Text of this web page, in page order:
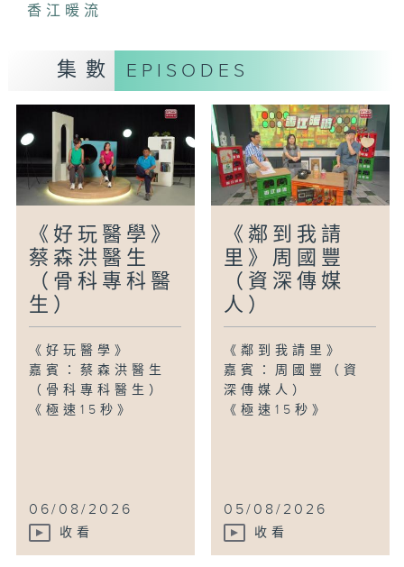
香江暖流
集數 EPISODES
《好玩醫學》
蔡森洪醫生
（骨科專科醫
生）
《好玩醫學》
嘉賓：蔡森洪醫生
（骨科專科醫生）
《極速15秒》
06/08/2026
收看
《鄰到我請
里》周國豐
（資深傳媒
人）
《鄰到我請里》
嘉賓：周國豐（資
深傳媒人）
《極速15秒》
05/08/2026
收看